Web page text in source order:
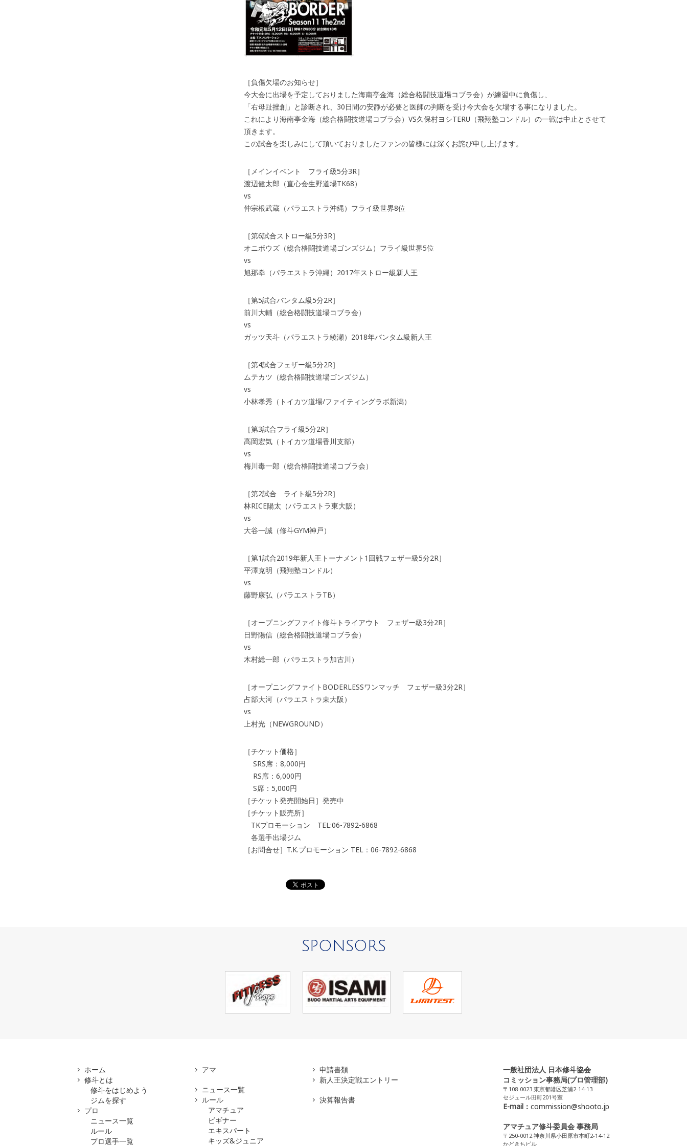
［負傷欠場のお知らせ］
今大会に出場を予定しておりました海南亭金海（総合格闘技道場コブラ会）が練習中に負傷し、
「右母趾挫創」と診断され、30日間の安静が必要と医師の判断を受け今大会を欠場する事になりました。
これにより海南亭金海（総合格闘技道場コブラ会）VS久保村ヨシTERU（飛翔塾コンドル）の一戦は中止とさせて
頂きます。
この試合を楽しみにして頂いておりましたファンの皆様には深くお詫び申し上げます。
［メインイベント フライ級5分3R］
渡辺健太郎（直心会生野道場TK68）
vs
仲宗根武蔵（パラエストラ沖縄）フライ級世界8位
［第6試合ストロー級5分3R］
オニボウズ（総合格闘技道場ゴンズジム）フライ級世界5位
vs
旭那拳（パラエストラ沖縄）2017年ストロー級新人王
［第5試合バンタム級5分2R］
前川大輔（総合格闘技道場コブラ会）
vs
ガッツ天斗（パラエストラ綾瀬）2018年バンタム級新人王
［第4試合フェザー級5分2R］
ムテカツ（総合格闘技道場ゴンズジム）
vs
小林孝秀（トイカツ道場/ファイティングラボ新潟）
［第3試合フライ級5分2R］
高岡宏気（トイカツ道場香川支部）
vs
梅川毒一郎（総合格闘技道場コブラ会）
［第2試合 ライト級5分2R］
林RICE陽太（パラエストラ東大阪）
vs
大谷一誠（修斗GYM神戸）
［第1試合2019年新人王トーナメント1回戦フェザー級5分2R］
平澤克明（飛翔塾コンドル）
vs
藤野康弘（パラエストラTB）
［オープニングファイト修斗トライアウト フェザー級3分2R］
日野陽信（総合格闘技道場コブラ会）
vs
木村総一郎（パラエストラ加古川）
［オープニングファイトBODERLESSワンマッチ フェザー級3分2R］
占部大河（パラエストラ東大阪）
vs
上村光（NEWGROUND）
［チケット価格］
SRS席：8,000円
RS席：6,000円
S席：5,000円
［チケット発売開始日］発売中
［チケット販売所］
TKプロモーション TEL:06-7892-6868
各選手出場ジム
［お問合せ］T.K.プロモーション TEL：06-7892-6868
SPONSORS
ホーム
修斗とは
修斗をはじめよう
ジムを探す
プロ
ニュース一覧
ルール
プロ選手一覧
アマ
ニュース一覧
ルール
アマチュア
ビギナー
エキスパート
キッズ&ジュニア
申請書類
新人王決定戦エントリー
決算報告書
一般社団法人 日本修斗協会
コミッション事務局(プロ管理部)
〒108-0023 東京都港区芝浦2-14-13
セジュール田町201号室
E-mail： commission@shooto.jp
アマチュア修斗委員会 事務局
〒250-0012 神奈川県小田原市本町2-14-12
かどきちビル